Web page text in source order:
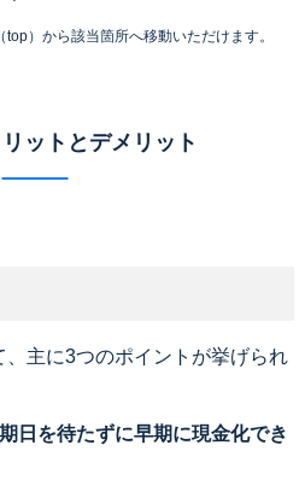
）から該当箇所へ移動いただけます。
ットとデメリット
主に3つのポイントが挙げられ
日を待たずに早期に現金化でき